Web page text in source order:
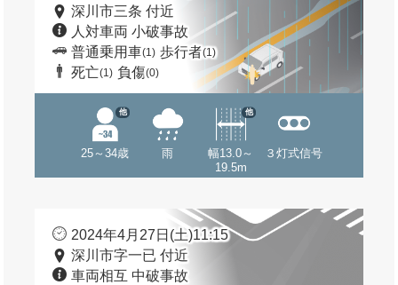
深川市三条 付近
人対車両 小破事故
普通乗用車(1) 歩行者(1)
死亡(1) 負傷(0)
25～34歳
他
雨
幅13.0～
19.5m
他
３灯式信号
2024年4月27日(土)11:15
深川市字一已 付近
車両相互 中破事故